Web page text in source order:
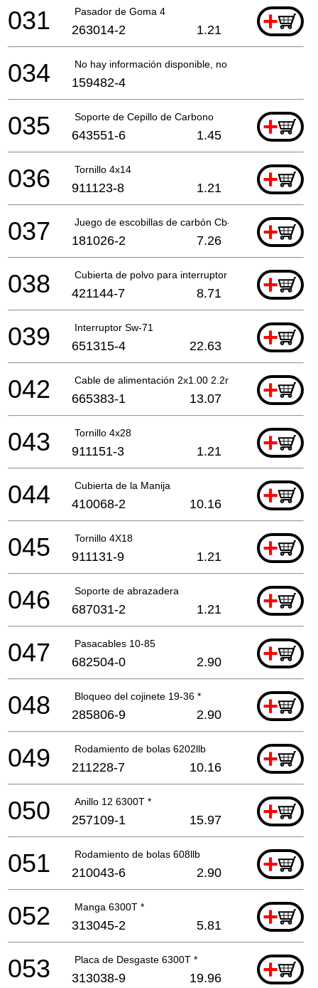
Pasador de Goma 4 +
031 263014-2 1.21
No hay información disponible, no se puede pedir
034 159482-4
Soporte de Cepillo de Carbono +
035 643551-6 1.45
Tornillo 4x14 +
036 911123-8 1.21
Juego de escobillas de carbón Cb-55 +
037 181026-2 7.26
Cubierta de polvo para interruptor +
038 421144-7 8.71
Interruptor Sw-71 +
039 651315-4 22.63
Cable de alimentación 2x1.00 2.2mtr +
042 665383-1 13.07
Tornillo 4x28 +
043 911151-3 1.21
Cubierta de la Manija +
044 410068-2 10.16
Tornillo 4X18 +
045 911131-9 1.21
Soporte de abrazadera +
046 687031-2 1.21
Pasacables 10-85 +
047 682504-0 2.90
Bloqueo del cojinete 19-36 * +
048 285806-9 2.90
Rodamiento de bolas 6202llb +
049 211228-7 10.16
Anillo 12 6300T * +
050 257109-1 15.97
Rodamiento de bolas 608llb +
051 210043-6 2.90
Manga 6300T * +
052 313045-2 5.81
Placa de Desgaste 6300T * +
053 313038-9 19.96